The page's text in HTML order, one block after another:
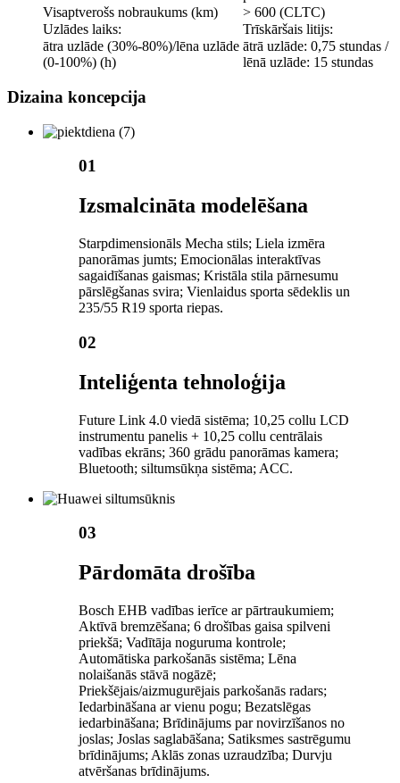
Visaptverošs nobraukums (km)
> 600 (CLTC)
Uzlādes laiks:
Trīskāršais litijs:
ātra uzlāde (30%-80%)/lēna uzlāde
(0-100%) (h)
ātrā uzlāde: 0,75 stundas /
lēnā uzlāde: 15 stundas
Dizaina koncepcija
01
Izsmalcināta modelēšana
Starpdimensionāls Mecha stils; Liela izmēra
panorāmas jumts; Emocionālas interaktīvas
sagaidīšanas gaismas; Kristāla stila pārnesumu
pārslēgšanas svira; Vienlaidus sporta sēdeklis un
235/55 R19 sporta riepas.
02
Inteliģenta tehnoloģija
Future Link 4.0 viedā sistēma; 10,25 collu LCD
instrumentu panelis + 10,25 collu centrālais
vadības ekrāns; 360 grādu panorāmas kamera;
Bluetooth; siltumsūkņa sistēma; ACC.
03
Pārdomāta drošība
Bosch EHB vadības ierīce ar pārtraukumiem;
Aktīvā bremzēšana; 6 drošības gaisa spilveni
priekšā; Vadītāja noguruma kontrole;
Automātiska parkošanās sistēma; Lēna
nolaišanās stāvā nogāzē;
Priekšējais/aizmugurējais parkošanās radars;
Iedarbināšana ar vienu pogu; Bezatslēgas
iedarbināšana; Brīdinājums par novirzīšanos no
joslas; Joslas saglabāšana; Satiksmes sastrēgumu
brīdinājums; Aklās zonas uzraudzība; Durvju
atvēršanas brīdinājums.